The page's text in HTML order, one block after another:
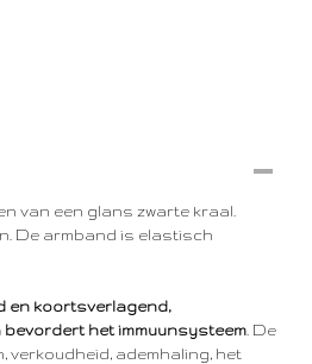
van een glans zwarte kraal.
De armband is elastisch
en koortsverlagend,
het immuunsysteem . De
verkoudheid, ademhaling, het